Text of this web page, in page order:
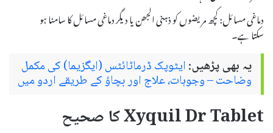
دماغی مسائل: کچھ مریضوں کو ذہنی الجھن یا دیگر دماغی مسائل کا سامنا ہو
سکتا ہے۔
یہ بھی پڑھیں:ایٹوپک ڈرماٹائٹس (ایگزیما) کی مکمل
وضاحت – وجوہات، علاج اور بچاؤ کے طریقے اردو میں
Xyquil Dr Tablet کا صحیح